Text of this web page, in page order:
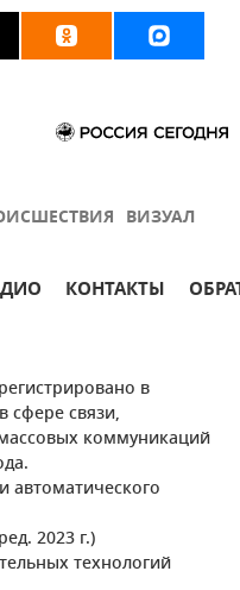
ВИЗУАЛ
КОНТАКТЫ
в
сфере связи,
коммуникаций
автоматического
2023 г.)
технологий